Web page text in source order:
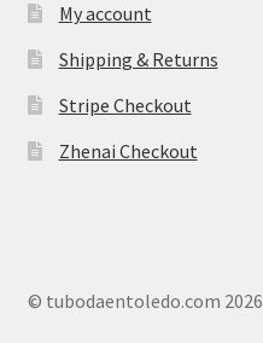
My account
Shipping & Returns
Stripe Checkout
Zhenai Checkout
© tubodaentoledo.com 2026